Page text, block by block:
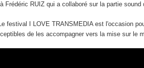
RUIZ qui a collaboré sur la partie sound
festival I LOVE TRANSMEDIA est l'occasion
de les accompagner vers la mise sur le